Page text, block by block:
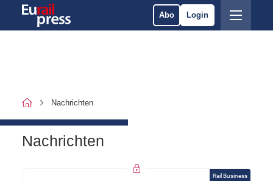
Abo Login
Nachrichten
Nachrichten
Rail Business